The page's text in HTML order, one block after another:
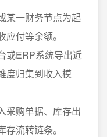
某一财务节点为起
付等余额。
或ERP系统导出近
度归集到收入模
采购单据、库存出
流转链条。